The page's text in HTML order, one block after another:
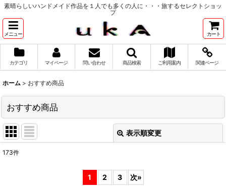
素晴らしいハンドメイド作品を１人でも多くの人に・・・旅するセレクトショッ
プ
メニュー カート
カテゴリ マイページ 問い合わせ 商品検索 ご利用案内 関連ページ
ホーム > おすすめ商品
おすすめ商品
表示順変更
173件
1 2 3 次»